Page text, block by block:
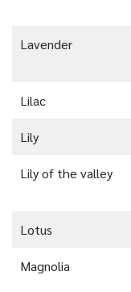
Lavender
Lilac
Lily
Lily of the valley
Lotus
Magnolia